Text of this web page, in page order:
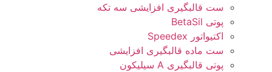
ست قالبگیری افزایشی سه تکه
پوتی BetaSil
اکتیواتور Speedex
ست ماده قالبگیری افزایشی
پوتی قالبگیری A سیلیکون